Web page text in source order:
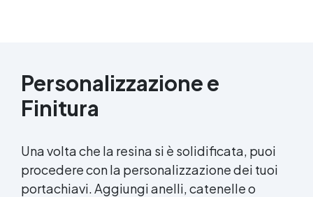
Personalizzazione e
Finitura
Una volta che la resina si è solidificata, puoi
procedere con la personalizzazione dei tuoi
portachiavi. Aggiungi anelli, catenelle o